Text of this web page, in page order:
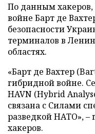
По данным
войне Барт де
безопасности
терминалов в
областях.
«Барт де Вахтер
гибридной войне.
HAVN (Hybrid
связана с Силами
разведкой НАТО», –
хакеров.